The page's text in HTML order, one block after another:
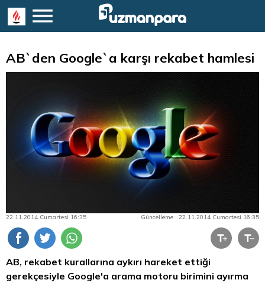
AB`den Google`a karşı rekabet hamlesi
22.11.2014 Cumartesi 16:35 Güncelleme : 22.11.2014 Cumartesi 16:35
AB, rekabet kurallarına aykırı hareket ettiği
gerekçesiyle Google'a arama motoru birimini ayırma